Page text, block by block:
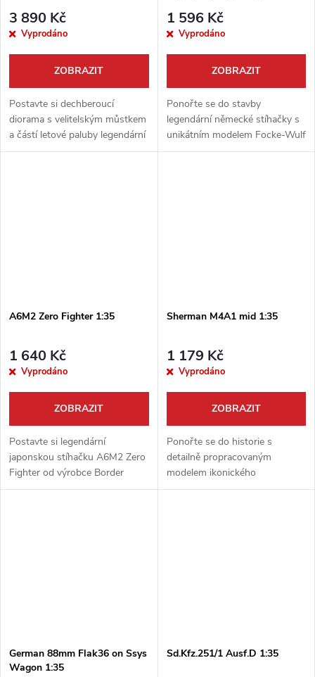
3 890 Kč
Vyprodáno
ZOBRAZIT
Postavte si dechberoucí
diorama s velitelským můstkem
a částí letové paluby legendární
japonské letadlové lodi Akagi.
1 596 Kč
Vyprodáno
ZOBRAZIT
Ponořte se do stavby
legendární německé stíhačky s
unikátním modelem Focke-Wulf
Fw190A-8 od Border Model v
A6M2 Zero Fighter 1:35
1 640 Kč
Vyprodáno
ZOBRAZIT
Postavte si legendární
japonskou stíhačku A6M2 Zero
Fighter od výrobce Border
Model. Tento vysoce detailní
Sherman M4A1 mid 1:35
1 179 Kč
Vyprodáno
ZOBRAZIT
Ponořte se do historie s
detailně propracovaným
modelem ikonického
amerického tanku Sherman
German 88mm Flak36 on Ssys
Wagon 1:35
Sd.Kfz.251/1 Ausf.D 1:35